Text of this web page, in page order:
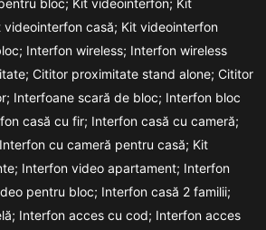
bloc; Kit videointerfon; Kit
videointerfon casă; Kit videointerfon
Interfon wireless; Interfon wireless
Cititor proximitate stand alone; Cititor
Interfoane scară de bloc; Interfon bloc
casă cu fir; Interfon casă cu cameră;
Interfon cu cameră pentru casă; Kit
Interfon video apartament; Interfon
pentru bloc; Interfon casă 2 familii;
Interfon acces cu cod; Interfon acces